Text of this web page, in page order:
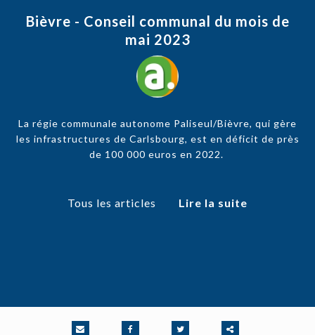
Bièvre - Conseil communal du mois de
mai 2023
La régie communale autonome Paliseul/Bièvre, qui gère
les infrastructures de Carlsbourg, est en déficit de près
de 100 000 euros en 2022.
Tous les articles Lire la suite